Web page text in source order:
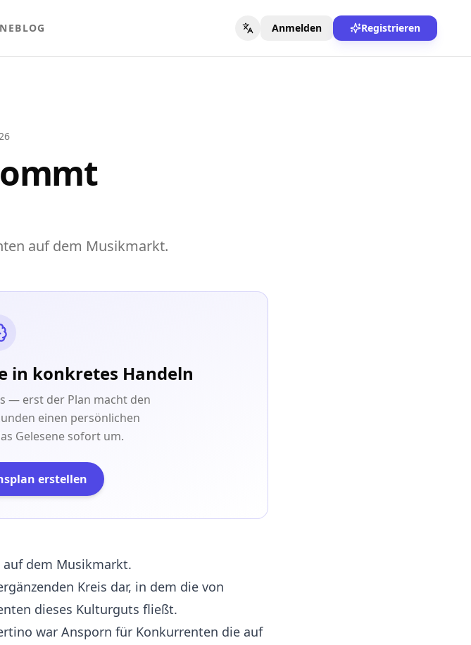
BLOG Anmelden Registrieren
auf dem Musikmarkt.
in konkretes Handeln
— erst der Plan macht den
einen persönlichen
Gelesene sofort um.
erstellen
dem Musikmarkt.
Kreis dar, in dem die von
dieses Kulturguts fließt.
war Ansporn für Konkurrenten die auf